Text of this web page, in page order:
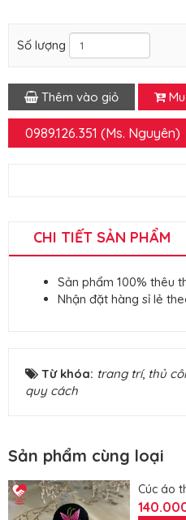
Số lượng
Thêm vào giỏ
0989.126.351 (Ms. Nguyên)
CHI TIẾT SẢN PHẨM
Sản phẩm 100% thêu
Nhận đặt hàng sỉ lẻ
Từ khóa: trang trí, thủ
quy cách
Sản phẩm cùng loại
Cúc áo